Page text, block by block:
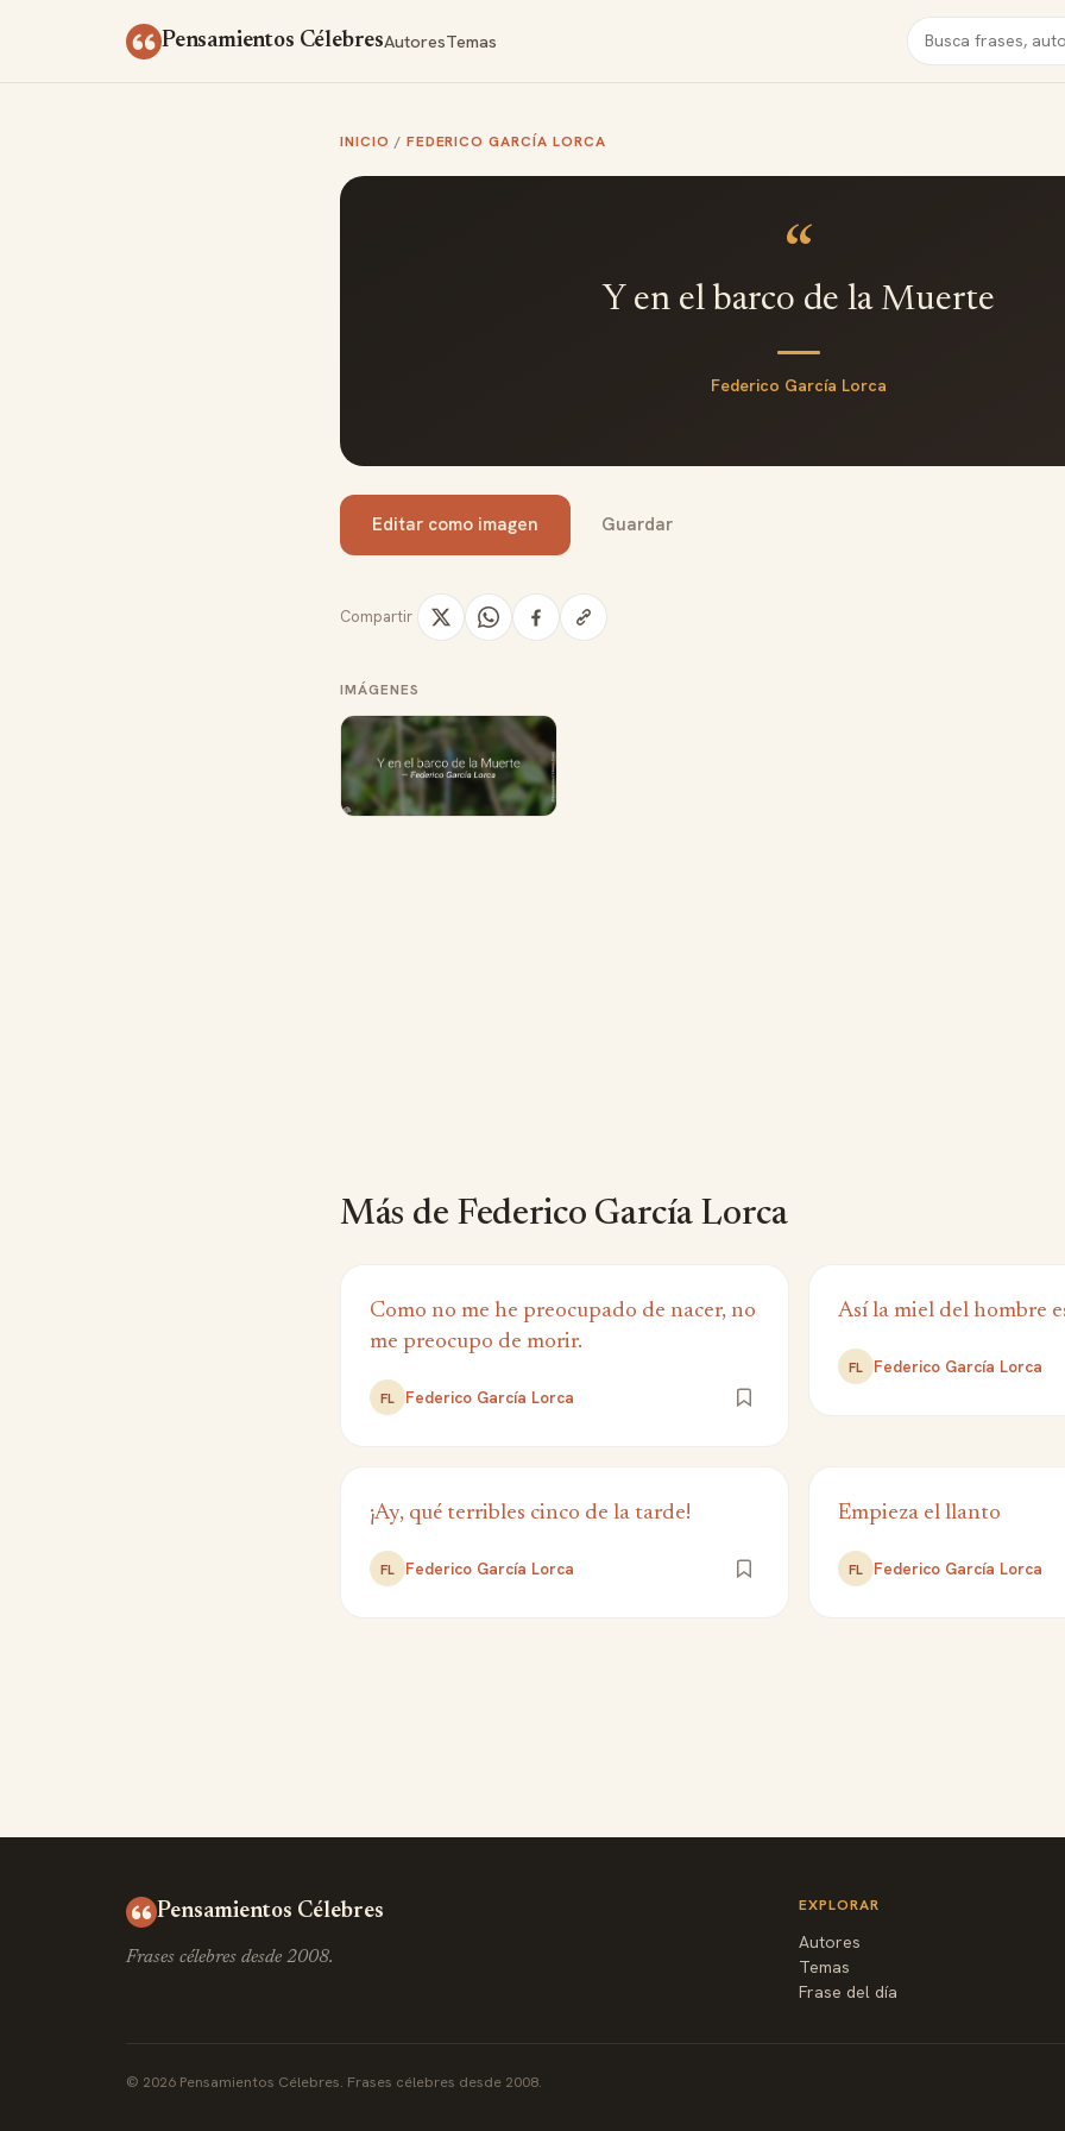
Pensamientos CélebresAutoresTemas Buscar
INICIO / FEDERICO GARCÍA LORCA
“
Y en el barco de la Muerte
Federico García Lorca
Editar como imagen Guardar
Compartir
IMÁGENES
Más de Federico García Lorca
Como no me he preocupado de nacer, no
me preocupo de morir.
FL Federico García Lorca
Así la miel del hombre
FL Federico García Lorca
¡Ay, qué terribles cinco de la tarde!
FL Federico García Lorca
Empieza el llanto
FL Federico García Lorca
Pensamientos Célebres
Frases célebres desde 2008.
EXPLORAR
Autores
Temas
Frase del día
© 2026 Pensamientos Célebres. Frases célebres desde 2008.